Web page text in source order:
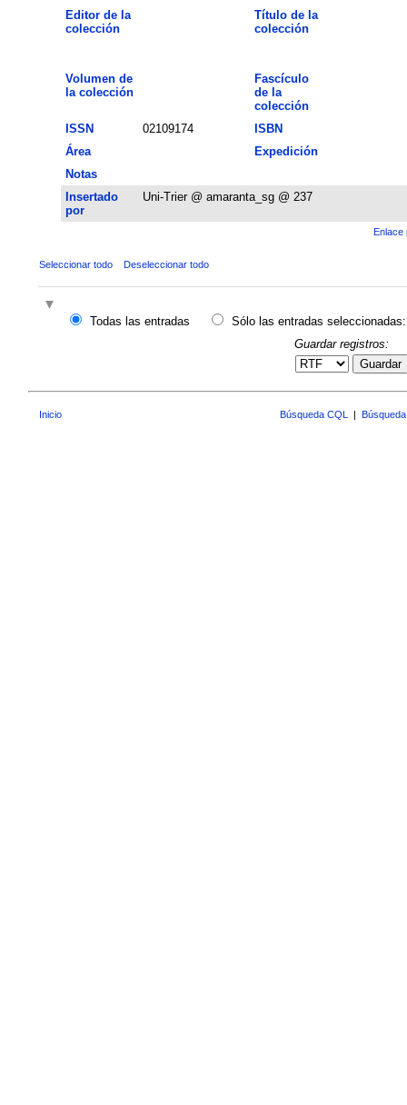
Editor de la
colección
Título de la
colección
Volumen de
la colección
Fascículo
de la
colección
ISSN
02109174
ISBN
Área
Expedición
Notas
Insertado
por
Uni-Trier @ amaranta_sg @ 237
Enlace
Seleccionar todo Deseleccionar todo
Todas las entradas
Sólo las entradas seleccionadas:
Guardar registros:
Guardar
Inicio Búsqueda CQL